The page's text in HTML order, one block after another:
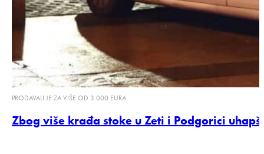
PRODAVALI JE ZA VIŠE OD 3.000 EURA
Zbog više krađa stoke u Zeti i Podgorici